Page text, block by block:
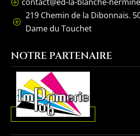
P contact@ed-la-blanche-
P
219 Chemin de la Dibonnais.
Dame du Touchet
NOTRE PARTENAIRE